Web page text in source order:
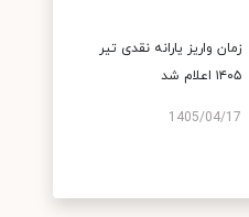
زمان واریز یارانه نقدی تیر
۱۴۰۵ اعلام شد
1405/04/17